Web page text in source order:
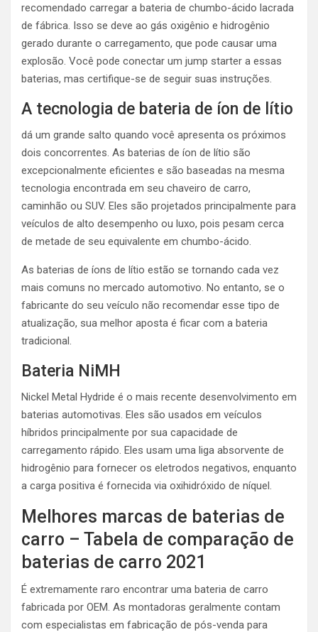
recomendado carregar a bateria de chumbo-ácido lacrada
de fábrica. Isso se deve ao gás oxigênio e hidrogênio
gerado durante o carregamento, que pode causar uma
explosão. Você pode conectar um jump starter a essas
baterias, mas certifique-se de seguir suas instruções.
A tecnologia de bateria de íon de lítio
dá um grande salto quando você apresenta os próximos
dois concorrentes. As baterias de íon de lítio são
excepcionalmente eficientes e são baseadas na mesma
tecnologia encontrada em seu chaveiro de carro,
caminhão ou SUV. Eles são projetados principalmente para
veículos de alto desempenho ou luxo, pois pesam cerca
de metade de seu equivalente em chumbo-ácido.
As baterias de íons de lítio estão se tornando cada vez
mais comuns no mercado automotivo. No entanto, se o
fabricante do seu veículo não recomendar esse tipo de
atualização, sua melhor aposta é ficar com a bateria
tradicional.
Bateria NiMH
Nickel Metal Hydride é o mais recente desenvolvimento em
baterias automotivas. Eles são usados ​​em veículos
híbridos principalmente por sua capacidade de
carregamento rápido. Eles usam uma liga absorvente de
hidrogênio para fornecer os eletrodos negativos, enquanto
a carga positiva é fornecida via oxihidróxido de níquel.
Melhores marcas de baterias de
carro – Tabela de comparação de
baterias de carro 2021
É extremamente raro encontrar uma bateria de carro
fabricada por OEM. As montadoras geralmente contam
com especialistas em fabricação de pós-venda para